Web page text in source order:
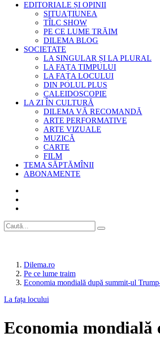
EDITORIALE ȘI OPINII
SITUAȚIUNEA
TÎLC SHOW
PE CE LUME TRĂIM
DILEMA BLOG
SOCIETATE
LA SINGULAR ȘI LA PLURAL
LA FAȚA TIMPULUI
LA FAȚA LOCULUI
DIN POLUL PLUS
CALEIDOSCOPIE
LA ZI ÎN CULTURĂ
DILEMA VĂ RECOMANDĂ
ARTE PERFORMATIVE
ARTE VIZUALE
MUZICĂ
CARTE
FILM
TEMA SĂPTĂMÎNII
ABONAMENTE
Dilema.ro
Pe ce lume traim
Economia mondială după summit-ul
La fața locului
Economia